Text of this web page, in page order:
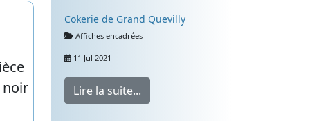
Cokerie de Grand Quevilly
Détails
Affiches encadrées
11 Jul 2021
Lire la suite...